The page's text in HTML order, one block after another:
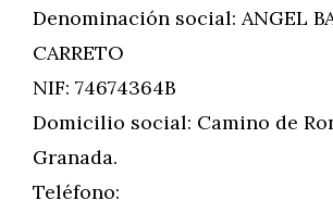
Denominación social: ANGEL
CARRETO
NIF: 74674364B
Domicilio social: Camino de
Granada.
Teléfono: